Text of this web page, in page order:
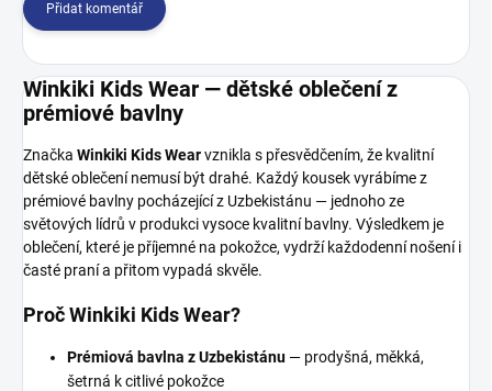
Přidat komentář
Winkiki Kids Wear — dětské oblečení z
prémiové bavlny
Značka Winkiki Kids Wearvznikla s přesvědčením, že kvalitní
dětské oblečení nemusí být drahé. Každý kousek vyrábíme z
prémiové bavlny pocházející z Uzbekistánu — jednoho ze
světových lídrů v produkci vysoce kvalitní bavlny. Výsledkem je
oblečení, které je příjemné na pokožce, vydrží každodenní nošení i
časté praní a přitom vypadá skvěle.
Proč Winkiki Kids Wear?
Prémiová bavlna z Uzbekistánu — prodyšná, měkká,
šetrná k citlivé pokožce